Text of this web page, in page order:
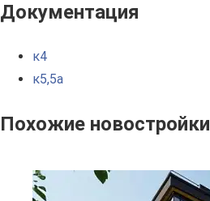
Документация
к4
к5,5а
Похожие новостройки